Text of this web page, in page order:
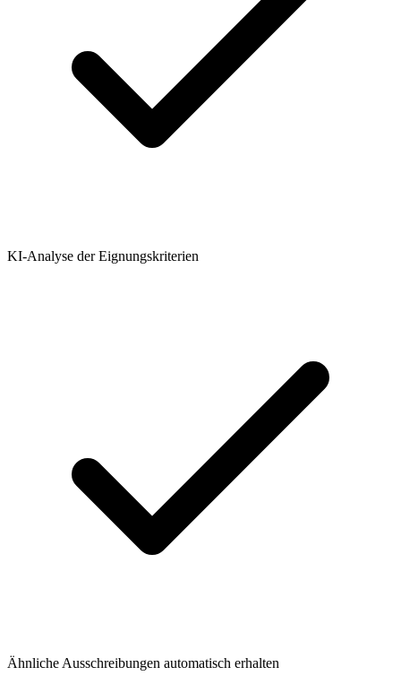
KI-Analyse der Eignungskriterien
Ähnliche Ausschreibungen automatisch erhalten